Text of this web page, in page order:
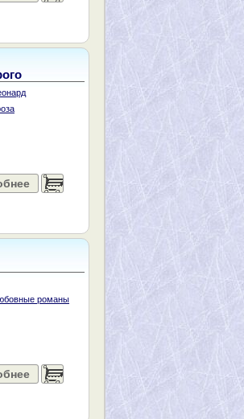
......
романы
......